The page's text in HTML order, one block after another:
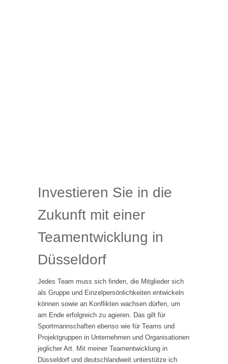
Investieren Sie in die
Zukunft mit einer
Teamentwicklung in
Düsseldorf
Jedes Team muss sich finden, die Mitglieder sich
als Gruppe und Einzelpersönlichkeiten entwickeln
können sowie an Konflikten wachsen dürfen, um
am Ende erfolgreich zu agieren. Das gilt für
Sportmannschaften ebenso wie für Teams und
Projektgruppen in Unternehmen und Organisationen
jeglicher Art. Mit meiner Teamentwicklung in
Düsseldorf und deutschlandweit unterstütze ich